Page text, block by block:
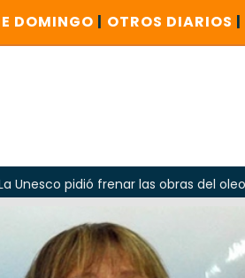
DOMINGO | OTROS DIARIOS |
las obras del oleoducto en